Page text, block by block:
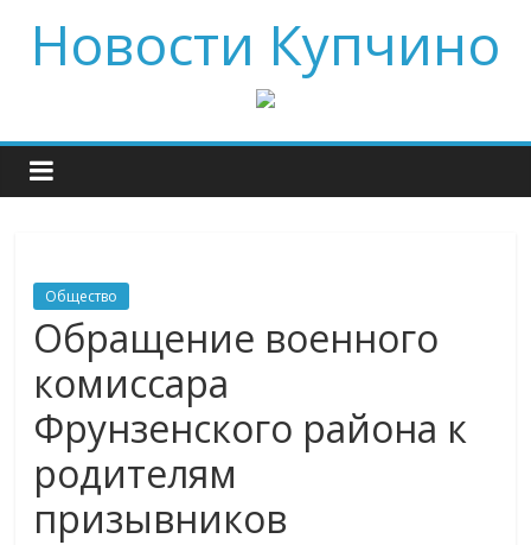
Новости Купчино
Общество
Обращение военного
комиссара
Фрунзенского района к
родителям
призывников